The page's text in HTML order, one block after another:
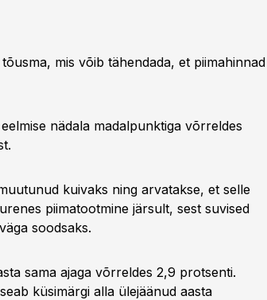
mis võib tähendada, et piimahinnad
nädala madalpunktiga võrreldes
kuivaks ning arvatakse, et selle
piimatootmine järsult, sest suvised
soodsaks.
sama ajaga võrreldes 2,9 protsenti.
küsimärgi alla ülejäänud aasta